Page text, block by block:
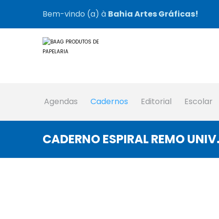
Bem-vindo (a) à Bahia Artes Gráficas!
Agendas Cadernos Editorial Escolar
CADERNO ESPIRAL REMO